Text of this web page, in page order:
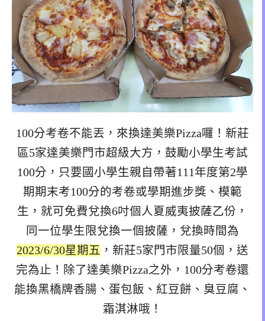
100分考卷不能丟，來換達美樂Pizza囉！新莊
區5家達美樂門市超級大方，鼓勵小學生考試
100分，只要國小學生親自帶著111年度第2學
期期末考100分的考卷或學期進步獎、模範
生，就可免費兌換6吋個人夏威夷披薩乙份，
同一位學生限兌換一個披薩，兌換時間為
2023/6/30星期五 ，新莊5家門市限量50個，送
完為止！除了達美樂Pizza之外，100分考卷還
能換黑橋牌香腸、蛋包飯、紅豆餅、臭豆腐、
霜淇淋哦！